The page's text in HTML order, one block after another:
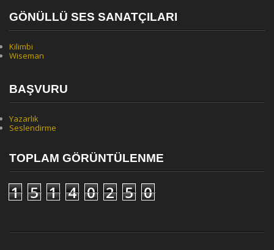
GÖNÜLLÜ SES SANATÇILARI
Kilimbi
Wiseman
BAŞVURU
Yazarlık
Seslendirme
TOPLAM GÖRÜNTÜLENME
1 5 1 4 0 2 5 0